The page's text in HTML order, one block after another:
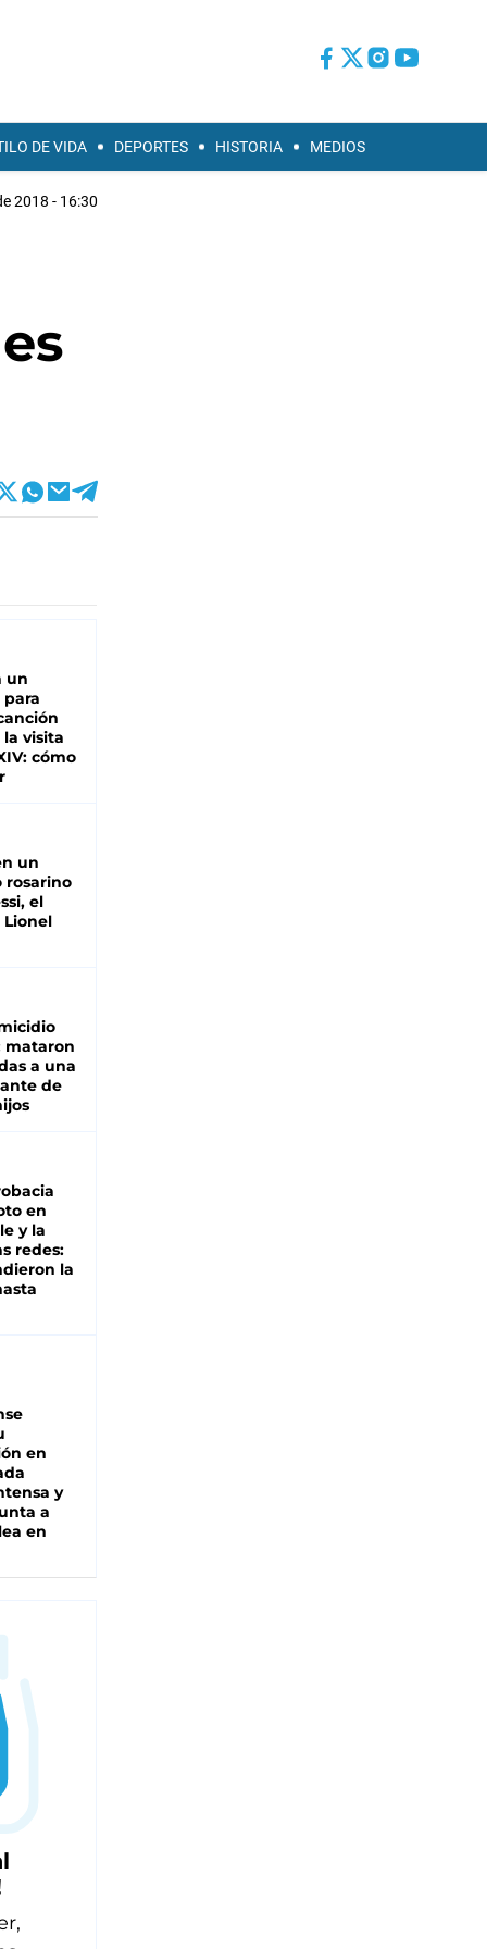
DE VIDA DEPORTES HISTORIA MEDIOS
2018 - 16:30
un
para
visita
cómo
un
rosarino
el
mataron
a una
de
en
y la
redes:
la
en
y
a
en